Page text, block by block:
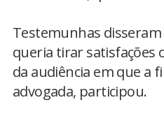
Testemunhas
queria tirar satisfações
da audiência em que a
advogada, participou.